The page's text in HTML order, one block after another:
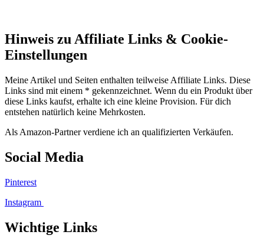
Hinweis zu Affiliate Links & Cookie-
Einstellungen
Meine Artikel und Seiten enthalten teilweise Affiliate Links. Diese
Links sind mit einem * gekennzeichnet. Wenn du ein Produkt über
diese Links kaufst, erhalte ich eine kleine Provision. Für dich
entstehen natürlich keine Mehrkosten.
Als Amazon-Partner verdiene ich an qualifizierten Verkäufen.
Social Media
Pinterest
Instagram
Wichtige Links